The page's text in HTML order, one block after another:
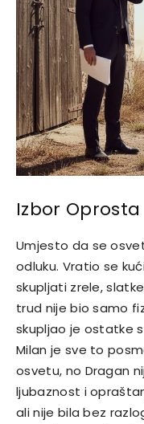
Izbor Oprosta
Umjesto da se
odluku. Vratio se
skupljati zrele,
trud nije bio samo
skupljao je ostatke
Milan je sve to
osvetu, no Dragan
ljubaznost i
ali nije bila bez